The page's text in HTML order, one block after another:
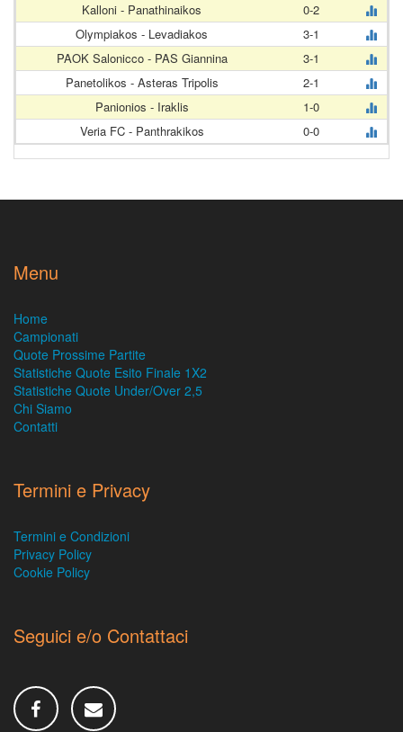
Kalloni - Panathinaikos
0-2
Olympiakos - Levadiakos
3-1
PAOK Salonicco - PAS Giannina
3-1
Panetolikos - Asteras Tripolis
2-1
Panionios - Iraklis
1-0
Veria FC - Panthrakikos
0-0
Menu
Home
Campionati
Quote Prossime Partite
Statistiche Quote Esito Finale 1X2
Statistiche Quote Under/Over 2,5
Chi Siamo
Contatti
Termini e Privacy
Termini e Condizioni
Privacy Policy
Cookie Policy
Seguici e/o Contattaci